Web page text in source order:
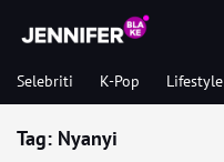
Selebriti K-Pop Lifestyle
Tag: Nyanyi